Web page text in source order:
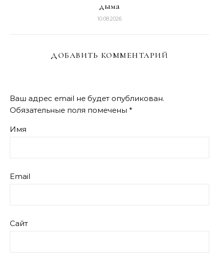
дыма
10.08.2026
ДОБАВИТЬ КОММЕНТАРИЙ
Ваш адрес email не будет опубликован.
Обязательные поля помечены *
Имя
Email
Сайт